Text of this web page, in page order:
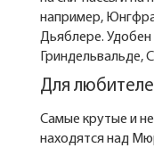
например,
Дьяблере. Удобен
Гриндельвальде,
Для
Самые крутые и
находятся над